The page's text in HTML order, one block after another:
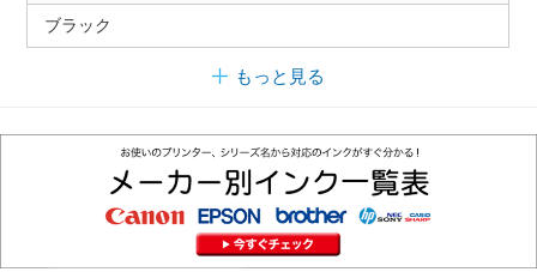
ブラック
もっと見る